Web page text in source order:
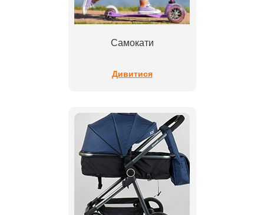
Самокати
Дивитися